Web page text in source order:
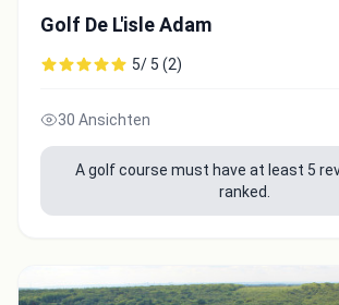
Golf De L'isle Adam
5/ 5 (2)
30 Ansichten
A golf course must have at least 5
ranked.